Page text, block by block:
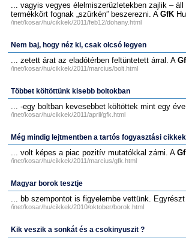
... vagyis vegyes élelmiszerüzletekben zajlik – áll
termékkört fognak „szürkén” beszerezni. A GfK
/inet/kosar/hu/cikkek/2011/feb12/dohany.html
Nem baj, hogy néz ki, csak olcsó legyen
... zetett árat az eladótérben feltüntetett árral. A
/inet/kosar/hu/cikkek/2011/marcius/bolt.html
Többet költöttünk kisebb boltokban
... -egy boltban kevesebbet költöttek mint egy
/inet/kosar/hu/cikkek/2011/april/gfk.html
Még mindig lejtmentben a tartós fogyasztási cikkek
... volt képes a piac pozitív mutatókkal zárni. A
/inet/kosar/hu/cikkek/2011/marcius/gfk.html
Magyar borok tesztje
... bb szempontot is figyelembe vettünk.
/inet/kosar/hu/cikkek/2010/oktober/borok.html
Kik veszik a sonkát és a csokinyuszit ?